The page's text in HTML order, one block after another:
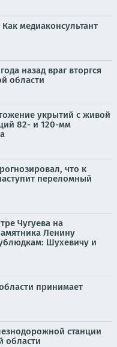
медиаконсультант
назад враг вторгся
области
укрытий с живой
82- и 120-мм
что к
переломный
Чугуева на
Ленину
Шухевичу и
принимает
станции
области